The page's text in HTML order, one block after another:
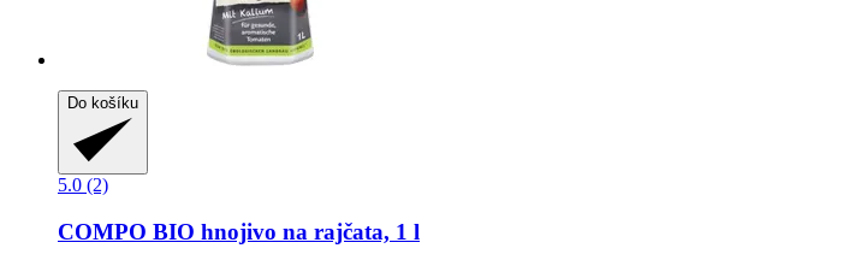
Do košíku
5.0 (2)
COMPO BIO hnojivo na rajčata, 1 l